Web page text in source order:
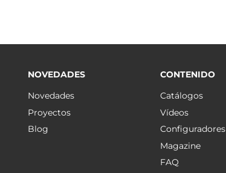
NOVEDADES
Novedades
Proyectos
Blog
CONTENIDO
Catálogos
Vídeos
Configuradores
Magazine
FAQ